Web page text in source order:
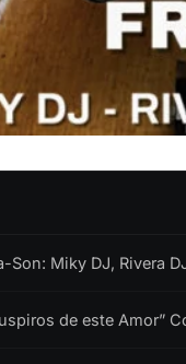
Son: Miky DJ, Rivera
de este Amor”